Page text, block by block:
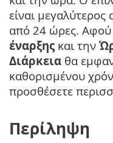
είναι
από 24 ώρες. Αφού
έναρξης και την
Διάρκεια θα
καθορισμένου
προσθέσετε
Περίληψη